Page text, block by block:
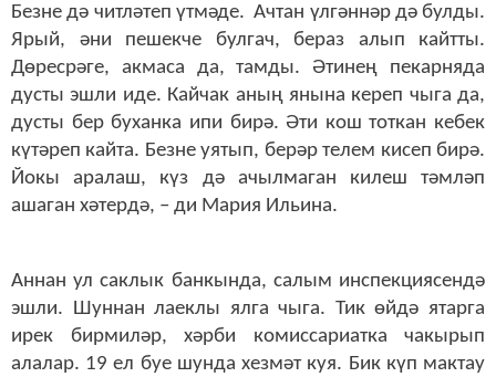
Безне дә читләтеп үтмәде. Ачтан үлгәннәр дә булды.
Ярый, әни пешекче булгач, бераз алып кайтты.
Дөресрәге, акмаса да, тамды. Әтинең пекарняда
дусты эшли иде. Кайчак аның янына кереп чыга да,
дусты бер буханка ипи бирә. Әти кош тоткан кебек
күтәреп кайта. Безне уятып, берәр телем кисеп бирә.
Йокы аралаш, күз дә ачылмаган килеш тәмләп
ашаган хәтердә, – ди Мария Ильина.
Аннан ул саклык банкында, салым инспекциясендә
эшли. Шуннан лаеклы ялга чыга. Тик өйдә ятарга
ирек бирмиләр, хәрби комиссариатка чакырып
алалар. 19 ел буе шунда хезмәт куя. Бик күп мактау